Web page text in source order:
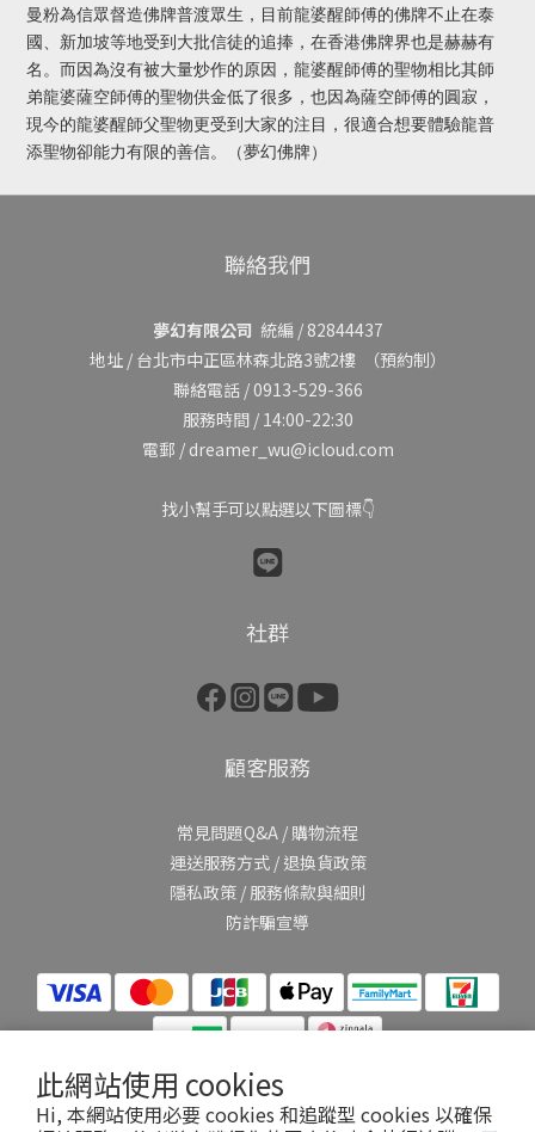
此網站使用 cookies
Hi, 本網站使用必要 cookies 和追蹤型 cookies 以確保
曼粉為信眾督造佛牌普渡眾生，目前龍婆醒師傅的佛牌不止在泰
國、新加坡等地受到大批信徒的追捧，在香港佛牌界也是赫赫有
名。而因為沒有被大量炒作的原因，龍婆醒師傅的聖物相比其師
弟龍婆薩空師傅的聖物供金低了很多，也因為薩空師傅的圓寂，
現今的龍婆醒師父聖物更受到大家的注目，很適合想要體驗龍普
添聖物卻能力有限的善信。（夢幻佛牌）
聯絡我們
夢幻有限公司 統編 / 82844437
地址 / 台北市中正區林森北路3號2樓（預約制）
聯絡電話 / 0913-529-366
服務時間 / 14:00-22:30
電郵 / dreamer_wu@icloud.com
找小幫手可以點選以下圖標👇
社群
顧客服務
常見問題Q&A / 購物流程
運送服務方式/ 退換貨政策
隱私政策/ 服務條款與細則
防詐騙宣導